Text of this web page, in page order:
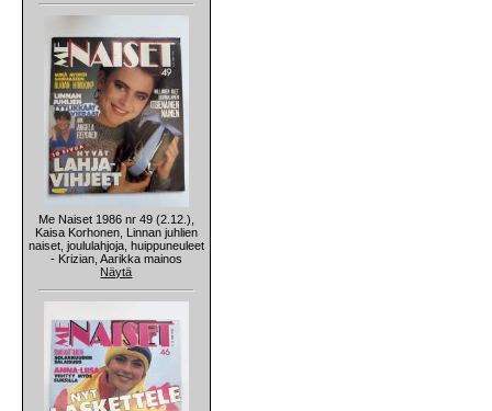
Me Naiset 1986 nr 49 (2.12.),
Kaisa Korhonen, Linnan juhlien
naiset, joululahjoja, huippuneuleet
- Krizian, Aarikka mainos
Näytä